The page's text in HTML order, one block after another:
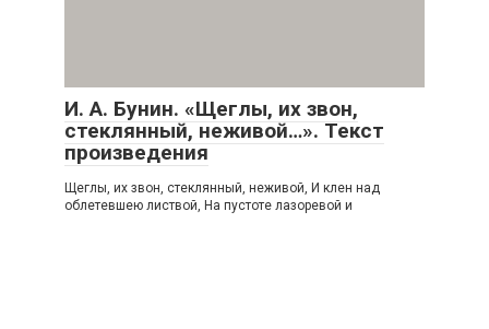
И. А. Бунин. «Щеглы, их звон,
стеклянный, неживой…». Текст
произведения
Щеглы, их звон, стеклянный, неживой, И клен над
облетевшею листвой, На пустоте лазоревой и